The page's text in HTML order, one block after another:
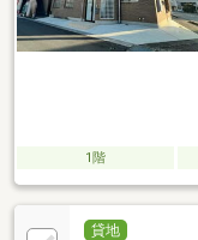
1階
貸地